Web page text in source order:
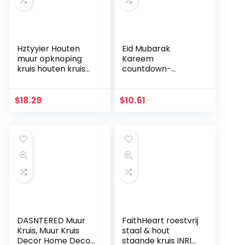
Hztyyier Houten
muur opknoping
kruis houten kruis
kruis, Jezus Christus
$18.29
Eid Mubarak
Kareem
countdown-
kalender met 30
decoratie
$10.61
DASNTERED Muur
Kruis, Muur Kruis
Decor Home Decor
FaithHeart roestvrij
staal & hout
staande kruis INRI